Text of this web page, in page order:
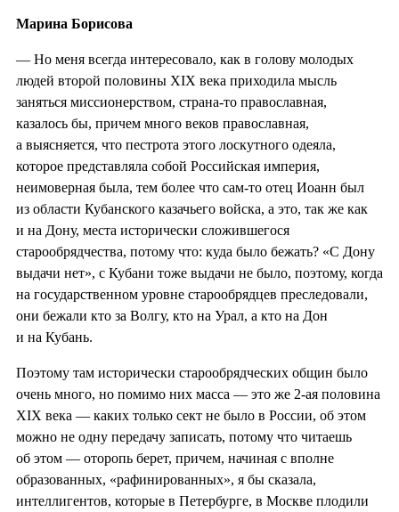
Марина Борисова
— Но меня всегда интересовало, как в голову молодых
людей второй половины XIX века приходила мысль
заняться миссионерством, страна-то православная,
казалось бы, причем много веков православная,
а выясняется, что пестрота этого лоскутного одеяла,
которое представляла собой Российская империя,
неимоверная была, тем более что сам-то отец Иоанн был
из области Кубанского казачьего войска, а это, так же как
и на Дону, места исторически сложившегося
старообрядчества, потому что: куда было бежать? «С Дону
выдачи нет», с Кубани тоже выдачи не было, поэтому, когда
на государственном уровне старообрядцев преследовали,
они бежали кто за Волгу, кто на Урал, а кто на Дон
и на Кубань.
Поэтому там исторически старообрядческих общин было
очень много, но помимо них масса — это же 2-ая половина
XIX века — каких только сект не было в России, об этом
можно не одну передачу записать, потому что читаешь
об этом — оторопь берет, причем, начиная с вполне
образованных, «рафинированных», я бы сказала,
интеллигентов, которые в Петербурге, в Москве плодили